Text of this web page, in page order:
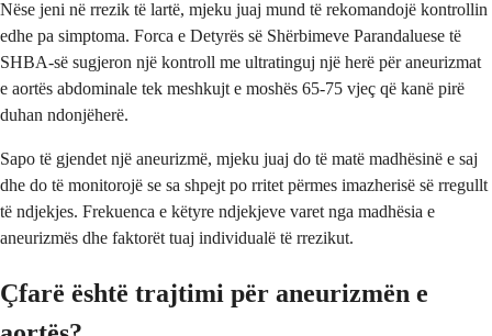
Nëse jeni në rrezik të lartë, mjeku juaj mund të rekomandojë kontrollin
edhe pa simptoma. Forca e Detyrës së Shërbimeve Parandaluese të
SHBA-së sugjeron një kontroll me ultratinguj një herë për aneurizmat
e aortës abdominale tek meshkujt e moshës 65-75 vjeç që kanë pirë
duhan ndonjëherë.
Sapo të gjendet një aneurizmë, mjeku juaj do të matë madhësinë e saj
dhe do të monitorojë se sa shpejt po rritet përmes imazherisë së rregullt
të ndjekjes. Frekuenca e këtyre ndjekjeve varet nga madhësia e
aneurizmës dhe faktorët tuaj individualë të rrezikut.
Çfarë është trajtimi për aneurizmën e